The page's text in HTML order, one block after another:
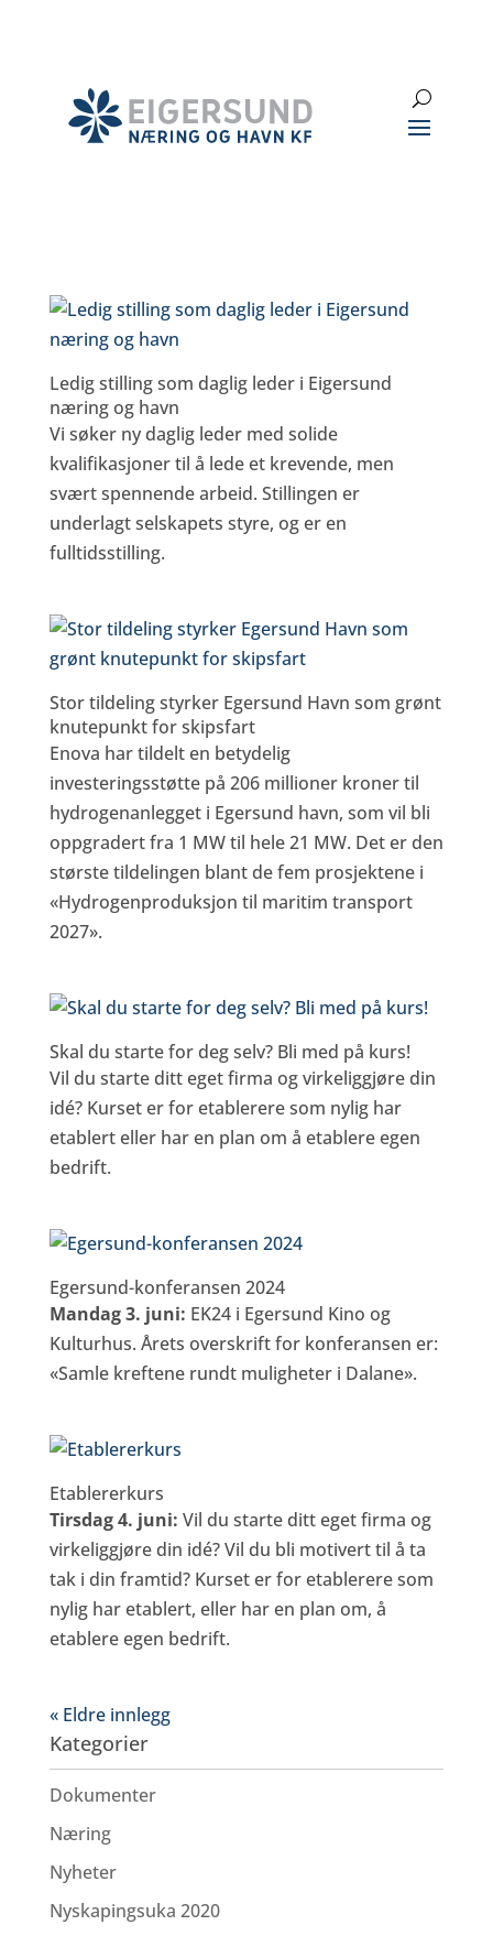
Ledig stilling som daglig leder i Eigersund
næring og havn
Vi søker ny daglig leder med solide
kvalifikasjoner til å lede et krevende, men
svært spennende arbeid. Stillingen er
underlagt selskapets styre, og er en
fulltidsstilling.
Stor tildeling styrker Egersund Havn som grønt
knutepunkt for skipsfart
Enova har tildelt en betydelig
investeringsstøtte på 206 millioner kroner til
hydrogenanlegget i Egersund havn, som vil bli
oppgradert fra 1 MW til hele 21 MW. Det er den
største tildelingen blant de fem prosjektene i
«Hydrogenproduksjon til maritim transport
2027».
Skal du starte for deg selv? Bli med på kurs!
Vil du starte ditt eget firma og virkeliggjøre din
idé? Kurset er for etablerere som nylig har
etablert eller har en plan om å etablere egen
bedrift.
Egersund-konferansen 2024
Mandag 3. juni: EK24 i Egersund Kino og
Kulturhus. Årets overskrift for konferansen er:
«Samle kreftene rundt muligheter i Dalane».
Etablererkurs
Tirsdag 4. juni: Vil du starte ditt eget firma og
virkeliggjøre din idé? Vil du bli motivert til å ta
tak i din framtid? Kurset er for etablerere som
nylig har etablert, eller har en plan om, å
etablere egen bedrift.
« Eldre innlegg
Kategorier
Dokumenter
Næring
Nyheter
Nyskapingsuka 2020